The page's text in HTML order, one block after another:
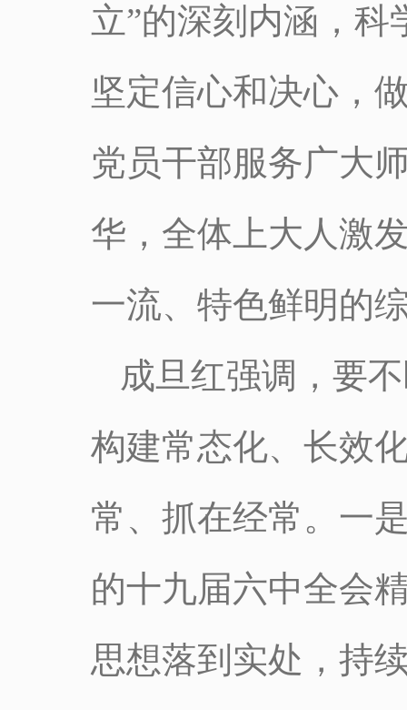
立”的深刻内涵，科
坚定信心和决心，
党员干部服务广大
华，全体上大人激
一流、特色鲜明的
成旦红强调，要
构建常态化、长效
常、抓在经常。一
的十九届六中全会
思想落到实处，持